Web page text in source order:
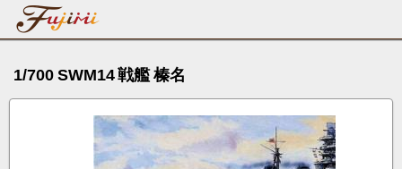
1/700 SWM14 戦艦 榛名